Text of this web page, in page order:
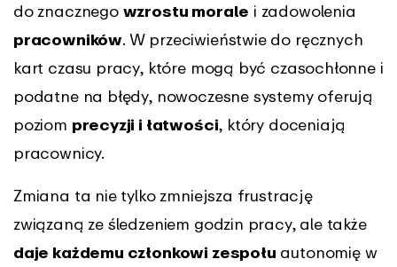
do znacznego wzrostu morale i zadowolenia
pracowników. W przeciwieństwie do ręcznych
kart czasu pracy, które mogą być czasochłonne i
podatne na błędy, nowoczesne systemy oferują
poziom precyzji i łatwości, który doceniają
pracownicy.
Zmiana ta nie tylko zmniejsza frustrację
związaną ze śledzeniem godzin pracy, ale także
daje każdemu członkowi zespołu autonomię w